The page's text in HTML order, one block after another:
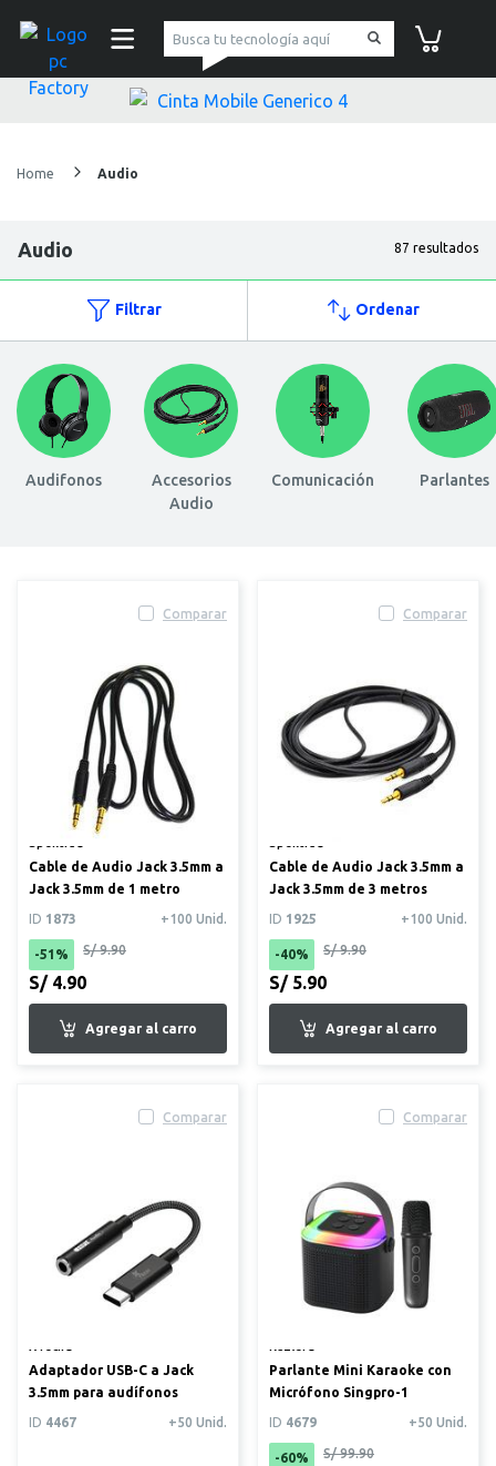
pc Factory
Home Audio
Audio 87 resultados
Filtrar Ordenar
Audifonos
Accesorios
Audio
Comunicación Parlantes
Comparar
Cable de Audio Jack 3.5mm a
Jack 3.5mm de 1 metro
ID 1873 +100 Unid.
-51% S/ 9.90
S/ 4.90
Comparar
Cable de Audio Jack 3.5mm a
Jack 3.5mm de 3 metros
ID 1925 +100 Unid.
-40% S/ 9.90
S/ 5.90
Comparar
Adaptador USB-C a Jack
3.5mm para audífonos
ID 4467 +50 Unid.
Comparar
Parlante Mini Karaoke con
Micrófono Singpro-1
ID 4679 +50 Unid.
-60% S/ 99.90